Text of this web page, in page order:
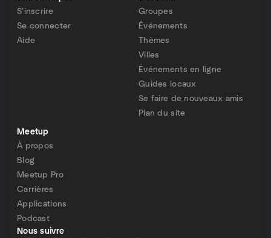
S'inscrire
Se connecter
Aide
Groupes
Événements
Thèmes
Villes
Événements en ligne
Guides locaux
Se faire de nouveaux amis
Plan du site
Meetup
À propos
Blog
Meetup Pro
Carrières
Applications
Podcast
Nous suivre